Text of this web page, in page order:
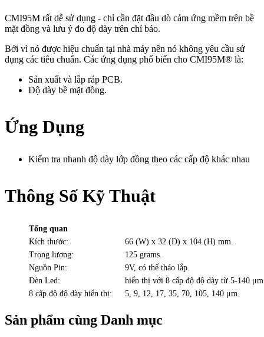
CMI95M rất dễ sử dụng - chỉ cần đặt đầu dò cảm ứng mềm trên bề
mặt đồng và lưu ý đo độ dày trên chỉ báo.
Bởi vì nó được hiệu chuẩn tại nhà máy nên nó không yêu cầu sử
dụng các tiêu chuẩn. Các ứng dụng phổ biến cho CMI95M® là:
Sản xuất và lắp ráp PCB.
Độ dày bề mặt đồng.
Ứng Dụng
Kiểm tra nhanh độ dày lớp đồng theo các cấp độ khác nhau
Thông Số Kỹ Thuật
Tổng quan
Kích thước:
66 (W) x 32 (D) x 104 (H) mm.
Trọng lượng:
125 grams.
Nguồn Pin:
9V, có thể tháo lắp.
Đèn Led:
hiển thị với 8 cấp độ độ dày từ 5-140
8 cấp độ độ dày hiển thị:
5, 9, 12, 17, 35, 70, 105, 140 μm.
Sản phẩm cùng Danh mục